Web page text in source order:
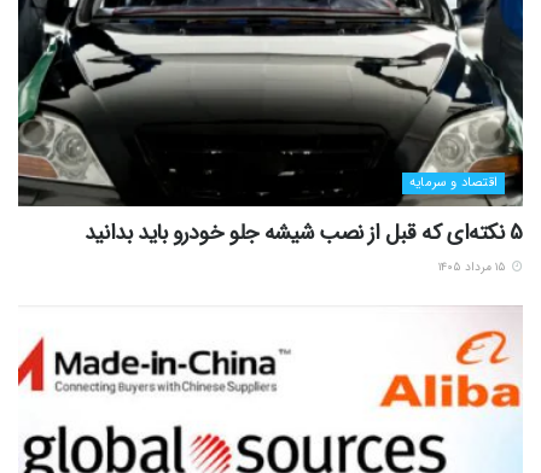
اقتصاد و سرمایه
5 نکته‌ای که قبل از نصب شیشه جلو خودرو باید بدانید